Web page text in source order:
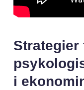
Strategier
i